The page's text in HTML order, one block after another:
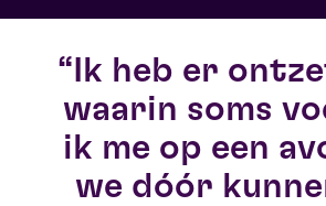
Ik heb er
waarin soms
ik me op een
we dóór